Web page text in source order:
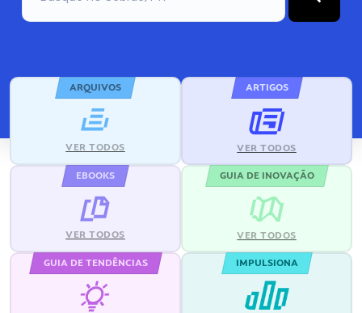
ARQUIVOS
VER TODOS
ARTIGOS
VER TODOS
EBOOKS
VER TODOS
GUIA DE INOVAÇÃO
VER TODOS
GUIA DE TENDÊNCIAS IMPULSIONA